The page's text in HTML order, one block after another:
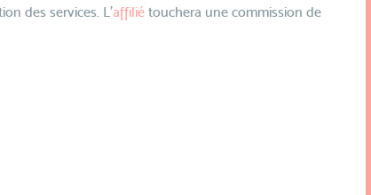
des services. L'affilié touchera une commission de